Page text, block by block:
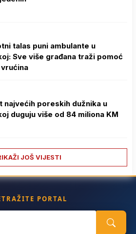
talas puni ambulante u
Sve više građana traži pomoć
najvećih poreskih dužnika u
duguju više od 84 miliona KM
JOŠ VIJESTI
PORTAL